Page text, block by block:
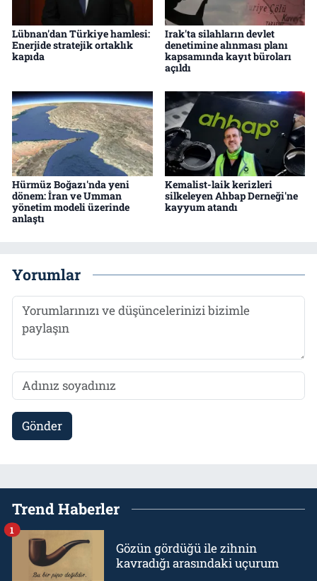
Lübnan'dan Türkiye hamlesi:
Enerjide stratejik ortaklık
kapıda
Irak'ta silahların devlet
denetimine alınması planı
kapsamında kayıt büroları
açıldı
Hürmüz Boğazı'nda yeni
dönem: İran ve Umman
yönetim modeli üzerinde
anlaştı
Kemalist-laik kerizleri
silkeleyen Ahbap Derneği'ne
kayyum atandı
Yorumlar
Gönder
Trend Haberler
Gözün gördüğü ile zihnin
kavradığı arasındaki uçurum
1